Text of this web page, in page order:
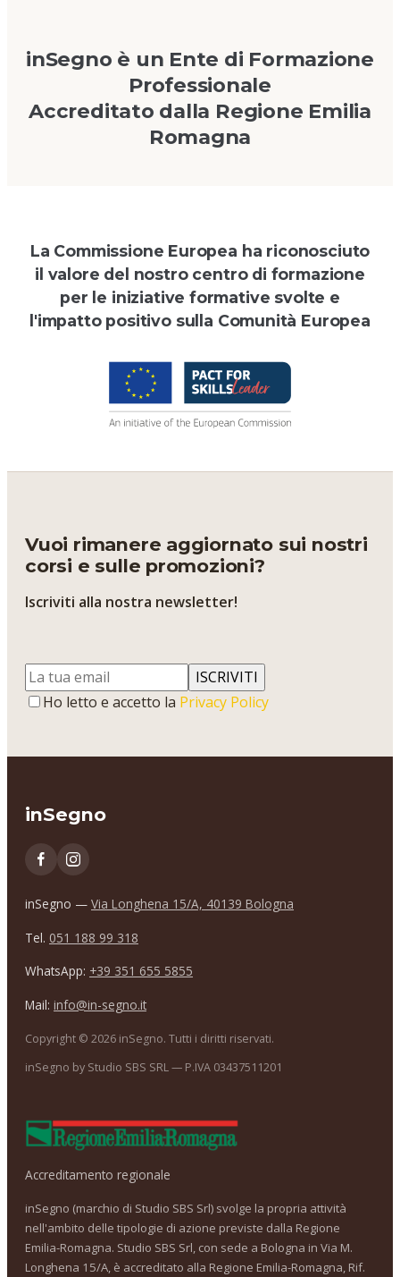
inSegno è un Ente di Formazione
Professionale
Accreditato dalla Regione Emilia
Romagna
La Commissione Europea ha riconosciuto
il valore del nostro centro di formazione
per le iniziative formative svolte e
l'impatto positivo sulla Comunità Europea
Vuoi rimanere aggiornato sui nostri
corsi e sulle promozioni?
Iscriviti alla nostra newsletter!
ISCRIVITI
Ho letto e accetto la Privacy Policy
inSegno
inSegno — Via Longhena 15/A, 40139 Bologna
Tel. 051 188 99 318
WhatsApp: +39 351 655 5855
Mail: info@in-segno.it
Copyright © 2026 inSegno. Tutti i diritti riservati.
inSegno by Studio SBS SRL — P.IVA 03437511201
Accreditamento regionale
inSegno (marchio di Studio SBS Srl) svolge la propria attività
nell'ambito delle tipologie di azione previste dalla Regione
Emilia-Romagna. Studio SBS Srl, con sede a Bologna in Via M.
Longhena 15/A, è accreditato alla Regione Emilia-Romagna, Rif.